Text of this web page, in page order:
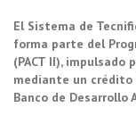
El Sistema de
forma parte del
(PACT II), impulsado
mediante un crédito
Banco de Desarrollo